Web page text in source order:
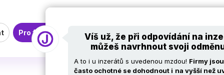
Pro firmy Volní ajťáci Kariérní stránky
Víš už, že při odpovídání na inzerát
můžeš navrhnout svoji odměnu?
A to i u inzerátů s uvedenou mzdou!Firmy jsou totiž
často ochotné se dohodnout i na vyšší než uvedené